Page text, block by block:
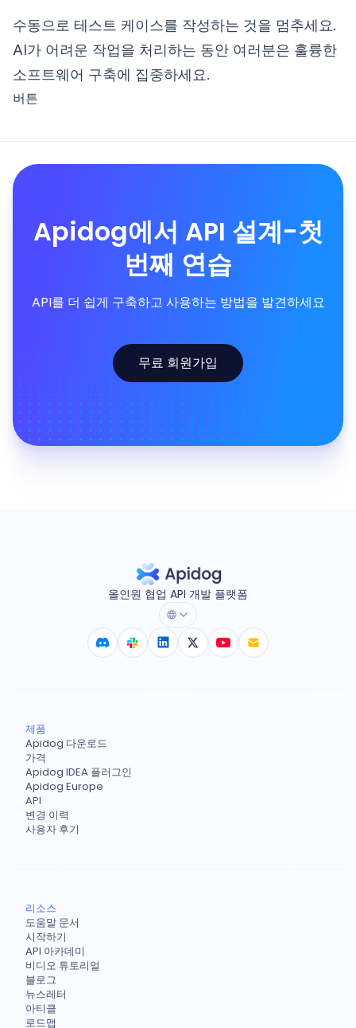
수동으로 테스트 케이스를 작성하는 것을 멈추세요.
AI가 어려운 작업을 처리하는 동안 여러분은 훌륭한
소프트웨어 구축에 집중하세요.
버튼
Apidog에서 API 설계-첫
번째 연습
API를 더 쉽게 구축하고 사용하는 방법을 발견하세요
무료 회원가입
올인원 협업 API 개발 플랫폼
제품
Apidog 다운로드
가격
Apidog IDEA 플러그인
Apidog Europe
API
변경 이력
사용자 후기
리소스
도움말 문서
시작하기
API 아카데미
비디오 튜토리얼
블로그
뉴스레터
아티클
로드맵